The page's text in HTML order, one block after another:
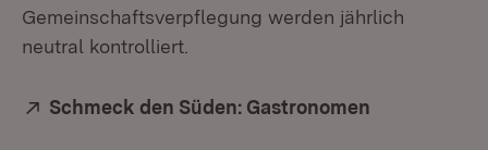
Gemeinschaftsverpflegung werden jährlich
neutral kontrolliert.
Extern:
Schmeck den Süden: Gastronomen